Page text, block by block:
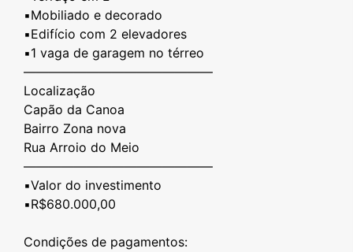
▪️Mobiliado e decorado
▪️Edifício com 2 elevadores
▪️1 vaga de garagem no térreo
———————————————
Localização
Capão da Canoa
Bairro Zona nova
Rua Arroio do Meio
———————————————
▪️Valor do investimento
▪️R$680.000,00
Condições de pagamentos: